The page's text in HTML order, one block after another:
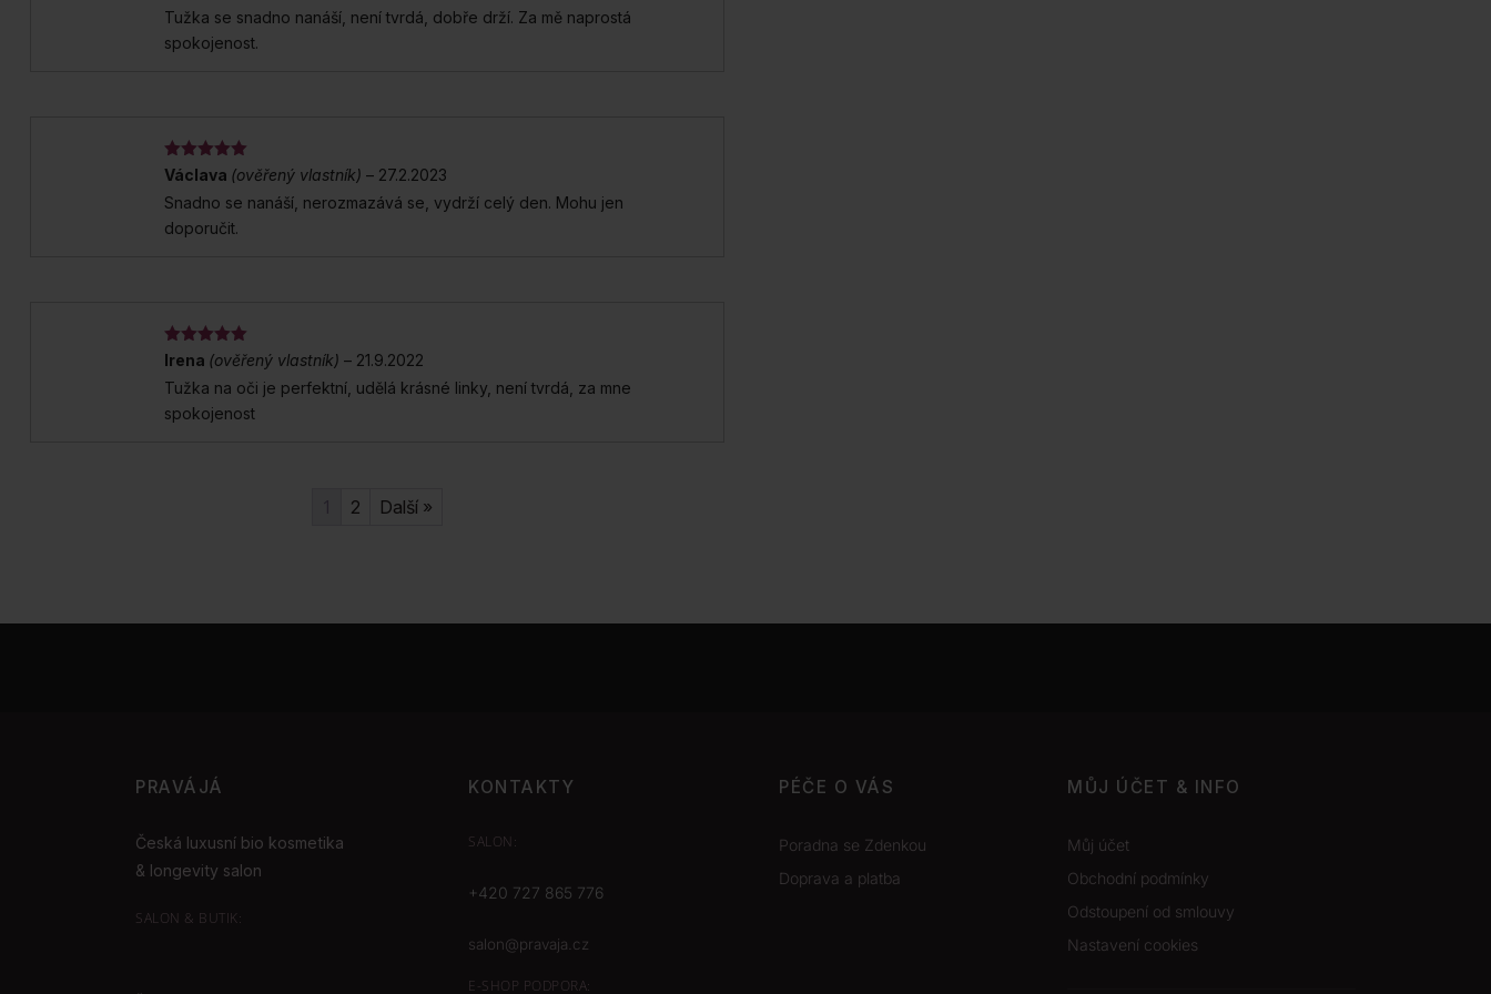
Tužka se snadno nanáší, není tvrdá, dobře drží. Za mě naprostá
spokojenost.
Hodnocení5
Václava (ověřený vlastník) – 27.2.2023
Snadno se nanáší, nerozmazává se, vydrží celý den. Mohu jen
doporučit.
Hodnocení5
Irena (ověřený vlastník) – 21.9.2022
Tužka na oči je perfektní, udělá krásné linky, není tvrdá, za mne
spokojenost
1 2 Další »
PRAVÁJÁ
Česká luxusní bio kosmetika
& longevity salon
SALON & BUTIK:
KONTAKTY
SALON:
+420 727 865 776
salon@pravaja.cz
E-SHOP PODPORA:
PÉČE O VÁS
Poradna se Zdenkou
Doprava a platba
MŮJ ÚČET & INFO
Můj účet
Obchodní podmínky
Odstoupení od smlouvy
Nastavení cookies